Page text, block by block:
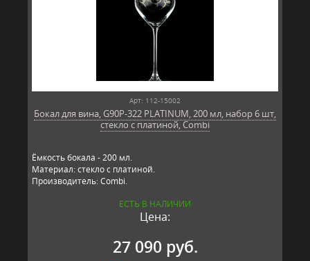
Арт: 112-15002
Бокал для вина, G90P-322 PLATINUM, 200 мл, набор 6 шт,
стекло с платиной, Combi
Ёмкость бокала - 200 мл.
Материал: стекло с платиной.
Производитель: Combi.
ЕСТЬ В НАЛИЧИИ
Цена:
27 090 руб.